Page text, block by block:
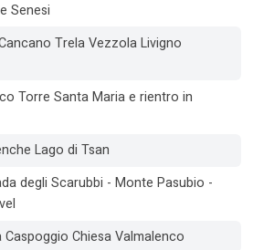
Senesi
Trela Vezzola Livigno
Torre Santa Maria e rientro in
Lago di Tsan
degli Scarubbi - Monte Pasubio -
Chiesa Valmalenco